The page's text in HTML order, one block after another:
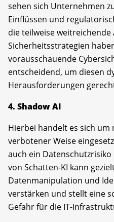
sehen sich Unternehmen
Einflüssen und
die teilweise
Sicherheitsstrategien
vorausschauende
entscheidend, um diesen
Herausforderungen
4. Shadow AI
Hierbei handelt es sich
verbotener Weise
auch ein
von Schatten-KI kann
Datenmanipulation und
verstärken und stellt eine
Gefahr für die IT-